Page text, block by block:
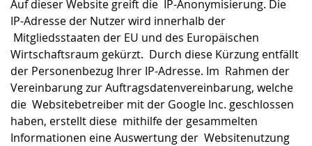
Auf dieser Website greift die IP-Anonymisierung. Die
IP-Adresse der Nutzer wird innerhalb der
Mitgliedsstaaten der EU und des Europäischen
Wirtschaftsraum gekürzt. Durch diese Kürzung entfällt
der Personenbezug Ihrer IP-Adresse. Im Rahmen der
Vereinbarung zur Auftragsdatenvereinbarung, welche
die Websitebetreiber mit der Google Inc. geschlossen
haben, erstellt diese mithilfe der gesammelten
Informationen eine Auswertung der Websitenutzung